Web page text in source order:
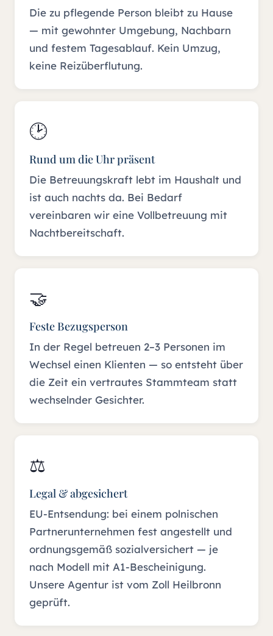
Die zu pflegende Person bleibt zu Hause
— mit gewohnter Umgebung, Nachbarn
und festem Tagesablauf. Kein Umzug,
keine Reizüberflutung.
🕑
Rund um die Uhr präsent
Die Betreuungskraft lebt im Haushalt und
ist auch nachts da. Bei Bedarf
vereinbaren wir eine Vollbetreuung mit
Nachtbereitschaft.
🤝
Feste Bezugsperson
In der Regel betreuen 2–3 Personen im
Wechsel einen Klienten — so entsteht über
die Zeit ein vertrautes Stammteam statt
wechselnder Gesichter.
⚖️
Legal & abgesichert
EU-Entsendung: bei einem polnischen
Partnerunternehmen fest angestellt und
ordnungsgemäß sozialversichert — je
nach Modell mit A1-Bescheinigung.
Unsere Agentur ist vom Zoll Heilbronn
geprüft.